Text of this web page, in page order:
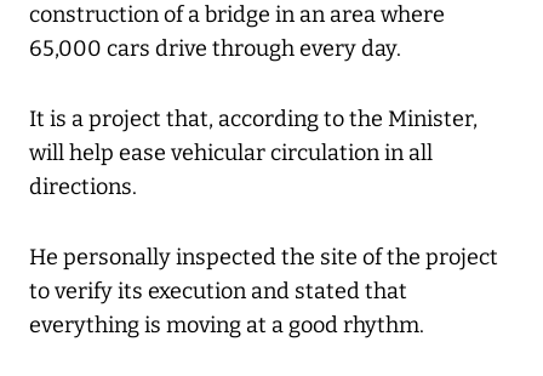
construction of a bridge in an area where
65,000 cars drive through every day.
It is a project that, according to the Minister,
will help ease vehicular circulation in all
directions.
He personally inspected the site of the project
to verify its execution and stated that
everything is moving at a good rhythm.